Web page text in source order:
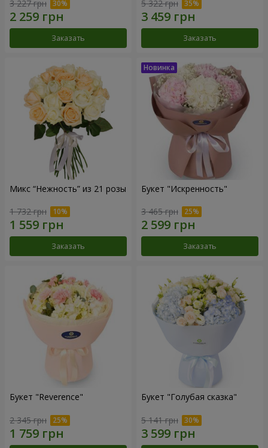
3 227 грн
Заказать
5 322 грн
Заказать
Микс “Нежность” из 21 розы
1 732 грн
Заказать
Букет "Искренность"
3 465 грн
Заказать
Букет "Reverence"
2 345 грн
Букет "Голубая сказка"
5 141 грн